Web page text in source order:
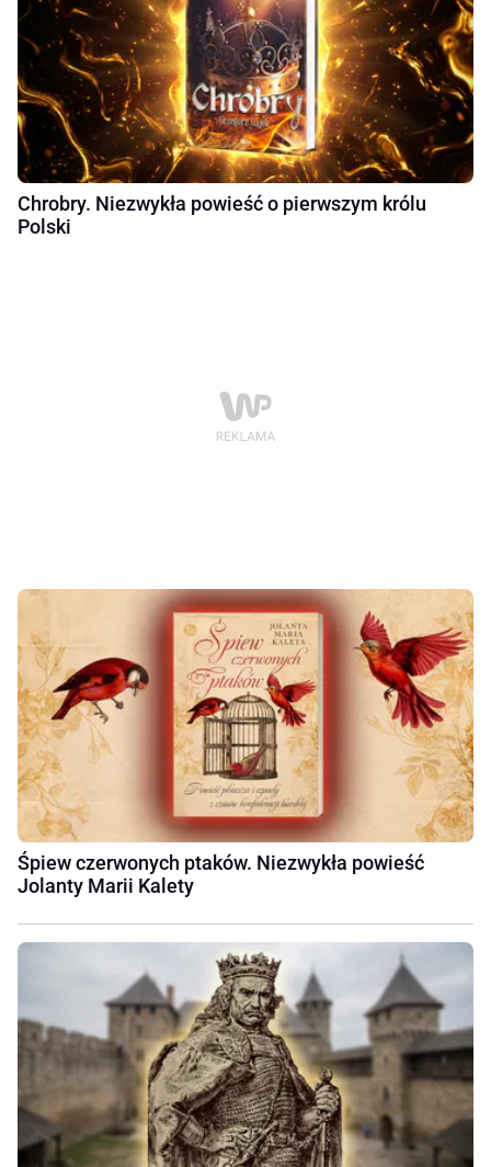
Chrobry. Niezwykła powieść o pierwszym królu
Polski
Śpiew czerwonych ptaków. Niezwykła powieść
Jolanty Marii Kalety